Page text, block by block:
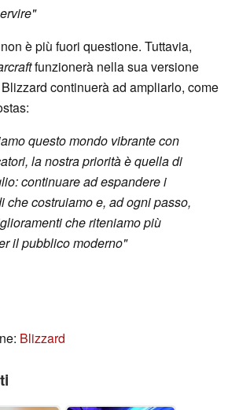
non è più fuori questione. Tuttavia,
funzionerà nella sua versione
continuerà ad ampliarlo, come
questo mondo vibrante con
la nostra priorità è quella di
continuare ad espandere i
che costruiamo e, ad ogni passo,
che riteniamo più
il pubblico moderno"
Blizzard